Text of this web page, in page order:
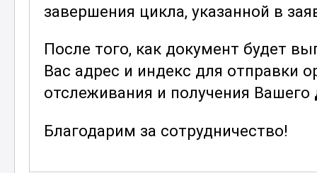
эффективно продвигать свои
Развивайте свои навыки и
профессионального роста в мире
Присоединяйтесь к нашему курсу
брынзы. Вы получите не только
завершения цикла, указанной в
После того, как документ будет
Вас адрес и индекс для отправки
отслеживания и получения Вашего
Благодарим за сотрудничество!